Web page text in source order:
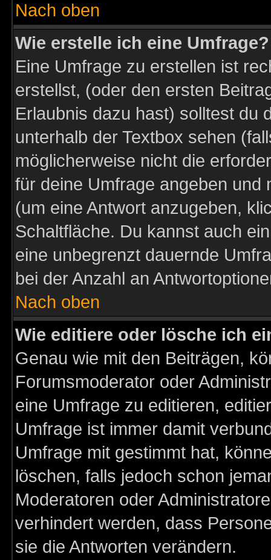
Nach oben
Wie erstelle ich eine Umfrage?
Eine Umfrage zu erstellen ist
erstellst, (oder den ersten
Erlaubnis dazu hast) solltest du
unterhalb der Textbox sehen
möglicherweise nicht die
für deine Umfrage angeben und
(um eine Antwort anzugeben,
Schaltfläche. Du kannst auch
eine unbegrenzt dauernde
bei der Anzahl an
Nach oben
Wie editiere oder lösche ich
Genau wie mit den Beiträgen,
Forumsmoderator oder
eine Umfrage zu editieren,
Umfrage ist immer damit
Umfrage mit gestimmt hat,
löschen, falls jedoch schon
Moderatoren oder
verhindert werden, dass
sie die Antworten verändern.